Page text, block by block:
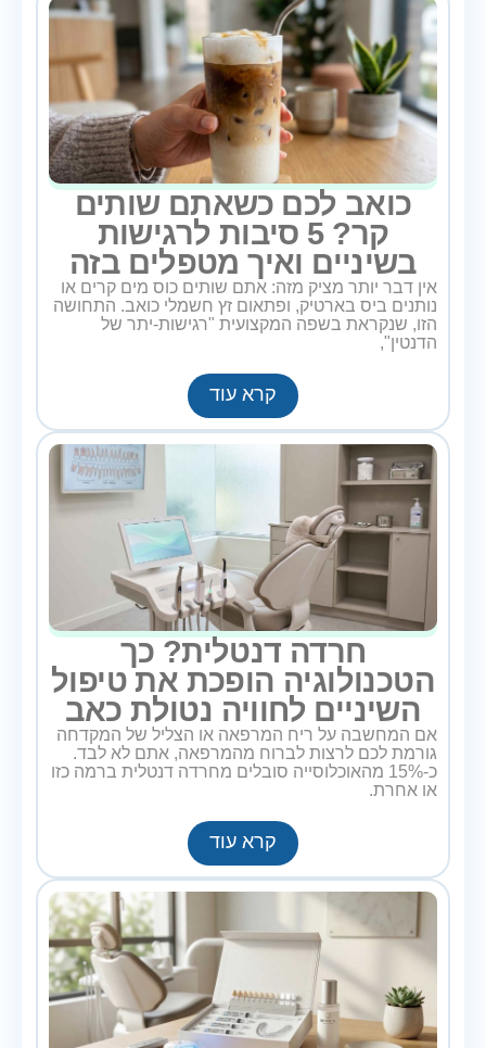
כואב לכם כשאתם שותים
קר? 5 סיבות לרגישות
בשיניים ואיך מטפלים בזה
אין דבר יותר מציק מזה: אתם שותים כוס מים קרים או
נותנים ביס בארטיק, ופתאום זץ חשמלי כואב. התחושה
הזו, שנקראת בשפה המקצועית "רגישות-יתר של
הדנטין",
קרא עוד
חרדה דנטלית? כך
הטכנולוגיה הופכת את טיפול
השיניים לחוויה נטולת כאב
אם המחשבה על ריח המרפאה או הצליל של המקדחה
גורמת לכם לרצות לברוח מהמרפאה, אתם לא לבד.
כ-15% מהאוכלוסייה סובלים מחרדה דנטלית ברמה כזו
או אחרת.
קרא עוד